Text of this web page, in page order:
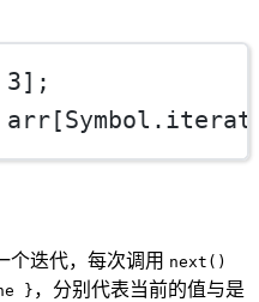
3];
个迭代，每次调用 next()
} ，分别代表当前的值与是